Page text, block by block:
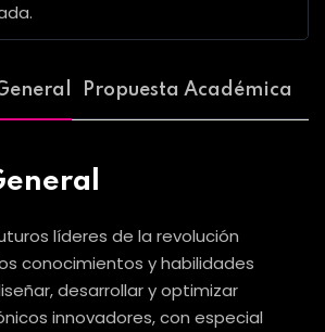
Propuesta Académica
líderes de la revolución
conocimientos y habilidades
desarrollar y optimizar
innovadores, con especial